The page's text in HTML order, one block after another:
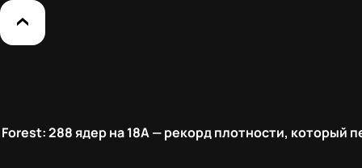
288 ядер на 18A — рекорд плотности, который